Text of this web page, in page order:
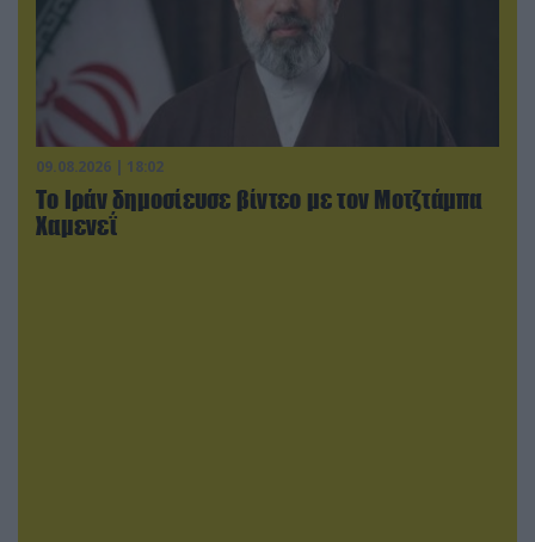
09.08.2026 | 18:02
Το Ιράν δημοσίευσε βίντεο με τον Μοτζτάμπα
Χαμενεΐ